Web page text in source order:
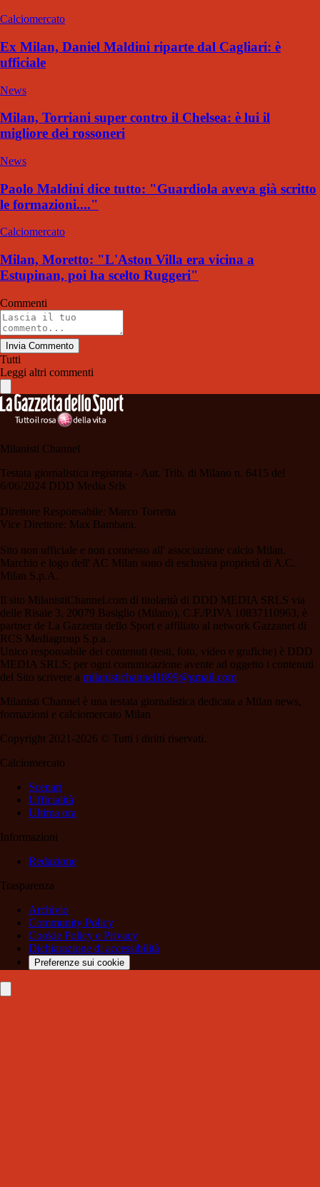
Calciomercato
Ex Milan, Daniel Maldini riparte dal Cagliari: è
ufficiale
News
Milan, Torriani super contro il Chelsea: è lui il
migliore dei rossoneri
News
Paolo Maldini dice tutto: "Guardiola aveva già scritto
le formazioni...."
Calciomercato
Milan, Moretto: "L'Aston Villa era vicina a
Estupinan, poi ha scelto Ruggeri"
Commenti
Invia Commento
Tutti
Leggi altri commenti
Milanisti Channel
Testata giornalistica registrata - Aut. Trib. di Milano n. 6415 del
6/06/2024 DDD Media Srls
Direttore Responsabile: Marco Torretta
Vice Direttore: Max Bambara.
Sito non ufficiale e non connesso all' associazione calcio Milan.
Marchio e logo dell' AC Milan sono di esclusiva proprietà di A.C.
Milan S.p.A.
Il sito MilanistiChannel.com di titolarità di DDD MEDIA SRLS via
delle Risaie 3, 20079 Basiglio (Milano), C.F./P.IVA 10837110963, è
partner de La Gazzetta dello Sport e affiliato al network Gazzanet di
RCS Mediagroup S.p.a..
Unico responsabile dei contenuti (testi, foto, video e grafiche) è DDD
MEDIA SRLS; per ogni comunicazione avente ad oggetto i contenuti
del Sito scrivere a milanistichannel1899@gmail.com
Milanisti Channel è una testata giornalistica dedicata a Milan news,
formazioni e calciomercato Milan
Copyright 2021-2026 © Tutti i diritti riservati.
Calciomercato
Scenari
Ufficialità
Ultima ora
Informazioni
Redazione
Trasparenza
Archivio
Community Policy
Cookie Policy e Privacy
Dichiarazione di accessibilità
Preferenze sui cookie